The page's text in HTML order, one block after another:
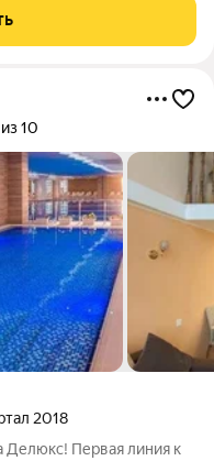
10
2018
Первая линия к